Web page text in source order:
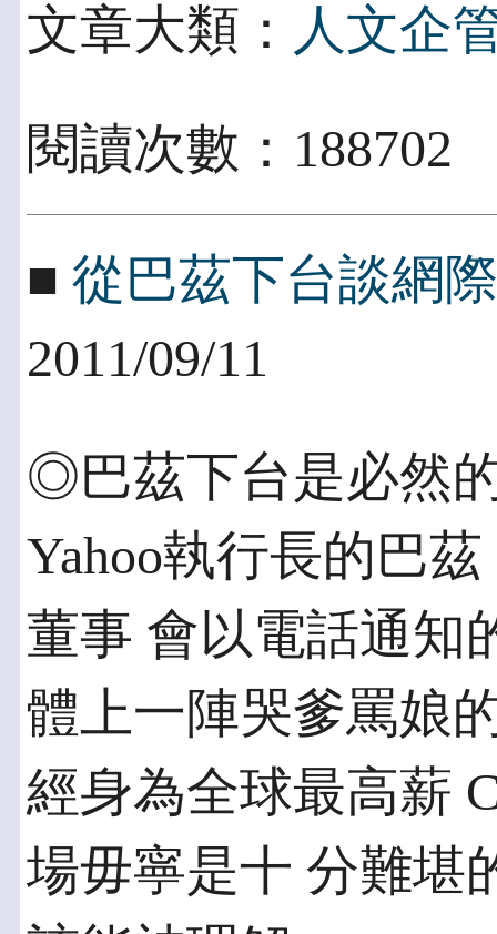
文章大類： 人文企
閱讀次數：
■ 從巴茲下台談網
2011/09/11
◎巴茲下台是必然
Yahoo執行長的巴
董事 會以電話通知
體上一陣哭爹罵娘
經身為全球最高薪
場毋寧是十 分難堪